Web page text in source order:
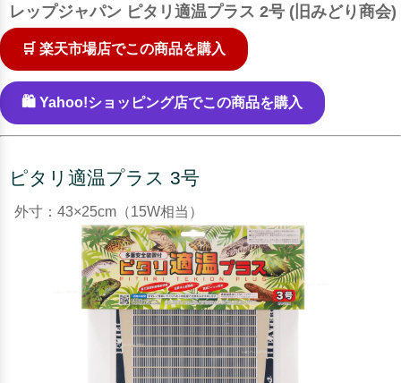
レップジャパン ピタリ適温プラス 2号 (旧みどり商会)
🛒 楽天市場店でこの商品を購入
🛍️ Yahoo!ショッピング店でこの商品を購入
ピタリ適温プラス 3号
外寸：43×25cm（15W相当）